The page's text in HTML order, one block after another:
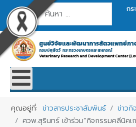
การค้นหา
กร
คุณอยู่ที่:ข่าวสารประชาสัมพันธ์
ข่าวกิ
ศวพ.สุรินทร์ เข้าร่วม“กิจกรรมคลีนิคเ